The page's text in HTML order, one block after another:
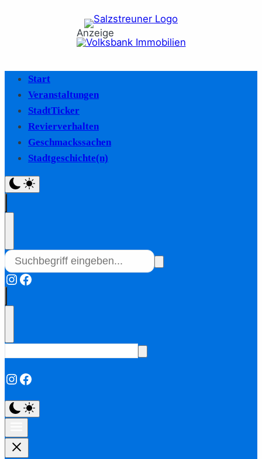
Anzeige
Start
Veranstaltungen
StadtTicker
Revierverhalten
Geschmackssachen
Stadtgeschichte(n)
Instagram
Facebook
Instagram
Facebook